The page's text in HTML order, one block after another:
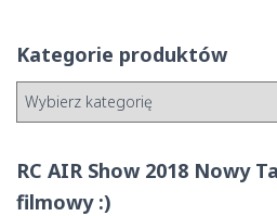
Kategorie produktów
RC AIR Show 2018 Nowy
filmowy :)